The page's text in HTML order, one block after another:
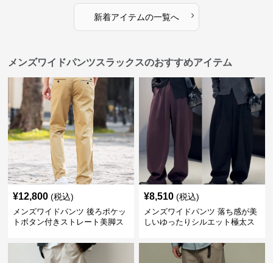
新着アイテムの一覧へ ›
メンズワイドパンツスラックスのおすすめアイテム
¥12,800 (税込)
メンズワイドパンツ 後ろポケッ
トボタン付きストレート美脚ス
¥8,510 (税込)
メンズワイドパンツ 落ち感が美
しいゆったりシルエット極太ス